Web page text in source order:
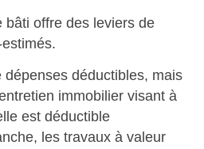
bâti offre des leviers de
déductibles, mais
immobilier visant à
est déductible
les travaux à valeur